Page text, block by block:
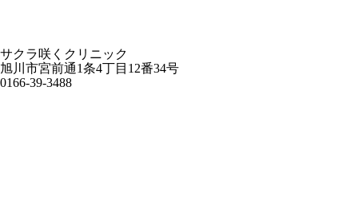
サクラ咲くクリニック
旭川市宮前通1条4丁目12番34号
0166-39-3488